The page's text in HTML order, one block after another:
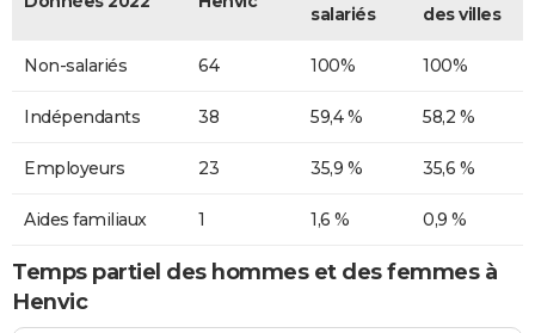
salariés des villes
Non-salariés 64 100% 100%
Indépendants 38 59,4 % 58,2 %
Employeurs 23 35,9 % 35,6 %
Aides familiaux 1 1,6 % 0,9 %
Temps partiel des hommes et des femmes à
Henvic